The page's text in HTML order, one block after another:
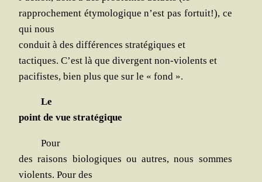
rap­pro­che­ment éty­mo­lo­gique n’est pas for­tuit!), ce
qui nous
conduit à des dif­fé­rences stra­té­giques et
tac­tiques. C’est là que divergent non-vio­lents et
paci­fistes, bien plus que sur le « fond ».
Le
point de vue stratégique
Pour
des rai­sons bio­lo­giques ou autres, nous sommes
vio­lents. Pour des